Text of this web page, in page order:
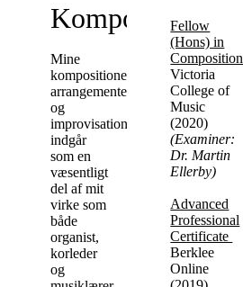
Komponist
Mine
kompositioner,
arrangementer
og
improvisationer
indgår
som en
væsentligt
del af mit
virke som
både
organist,
korleder
og
Fellow
(Hons) in
Composition
Victoria
College of
Music
(2020)
(Examiner:
Dr. Martin
Ellerby)
Advanced
Professional
Certificate
Berklee
Online